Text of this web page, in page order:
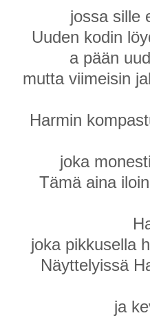
jossa sille
Uuden kodin
a pään
mutta viimeisin
Harmin
joka
Tämä aina
joka pikkusella
Näyttelyissä
ja